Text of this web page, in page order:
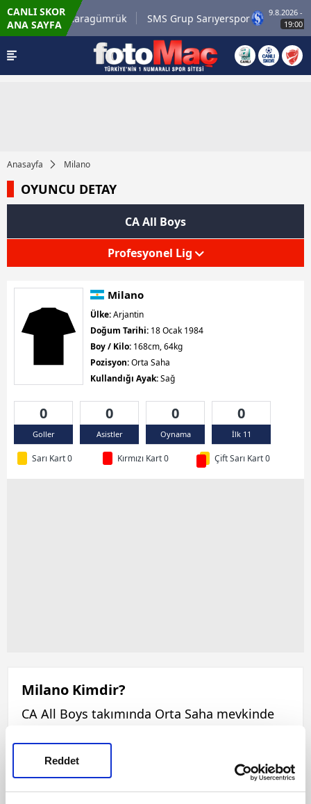
Reddet
CANLI SKOR
ANA SAYFAKaragümrük SMS Grup Sarıyerspor
9.8.2026 - Paz
19:00
Anasayfa Milano
OYUNCU DETAY
CA All Boys
Profesyonel Lig
Milano
Ülke:Arjantin
Doğum Tarihi: 18 Ocak 1984
Boy / Kilo: 168cm, 64kg
Pozisyon:Orta Saha
Kullandığı Ayak:Sağ
0
Goller
0
Asistler
0
Oynama
0
İlk 11
Sarı Kart 0 Kırmızı Kart 0 Çift Sarı Kart 0
Milano Kimdir?
CA All Boys takımında Orta Saha mevkinde
dünyaya gelmiştir. 168 cm boyunda ve 64 kilo
olan Milano, Sağ ayağını kullanmaktadır. Bu
sezon ilk 11'de 0 maça çıkan Milano, 0 sarı